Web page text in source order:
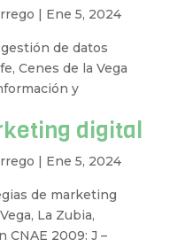
| Ene 5, 2024
de datos
Cenes de la Vega
y
digital
| Ene 5, 2024
de marketing
La Zubia,
CNAE 2009: J –